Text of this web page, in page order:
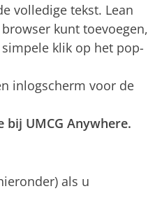
volledige tekst. Lean
kunt toevoegen,
klik op het pop-
inlogscherm voor de
bij UMCG Anywhere.
als u